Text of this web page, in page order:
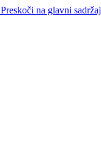
Preskoči na glavni sadržaj